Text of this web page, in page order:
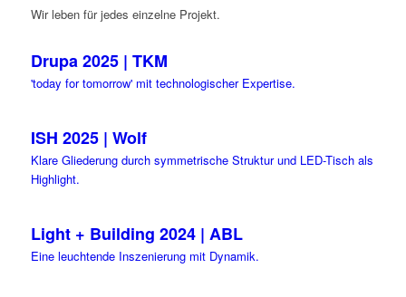
Wir leben für jedes einzelne Projekt.
Drupa 2025 | TKM
'today for tomorrow' mit technologischer Expertise.
ISH 2025 | Wolf
Klare Gliederung durch symmetrische Struktur und LED-Tisch als
Highlight.
Light + Building 2024 | ABL
Eine leuchtende Inszenierung mit Dynamik.